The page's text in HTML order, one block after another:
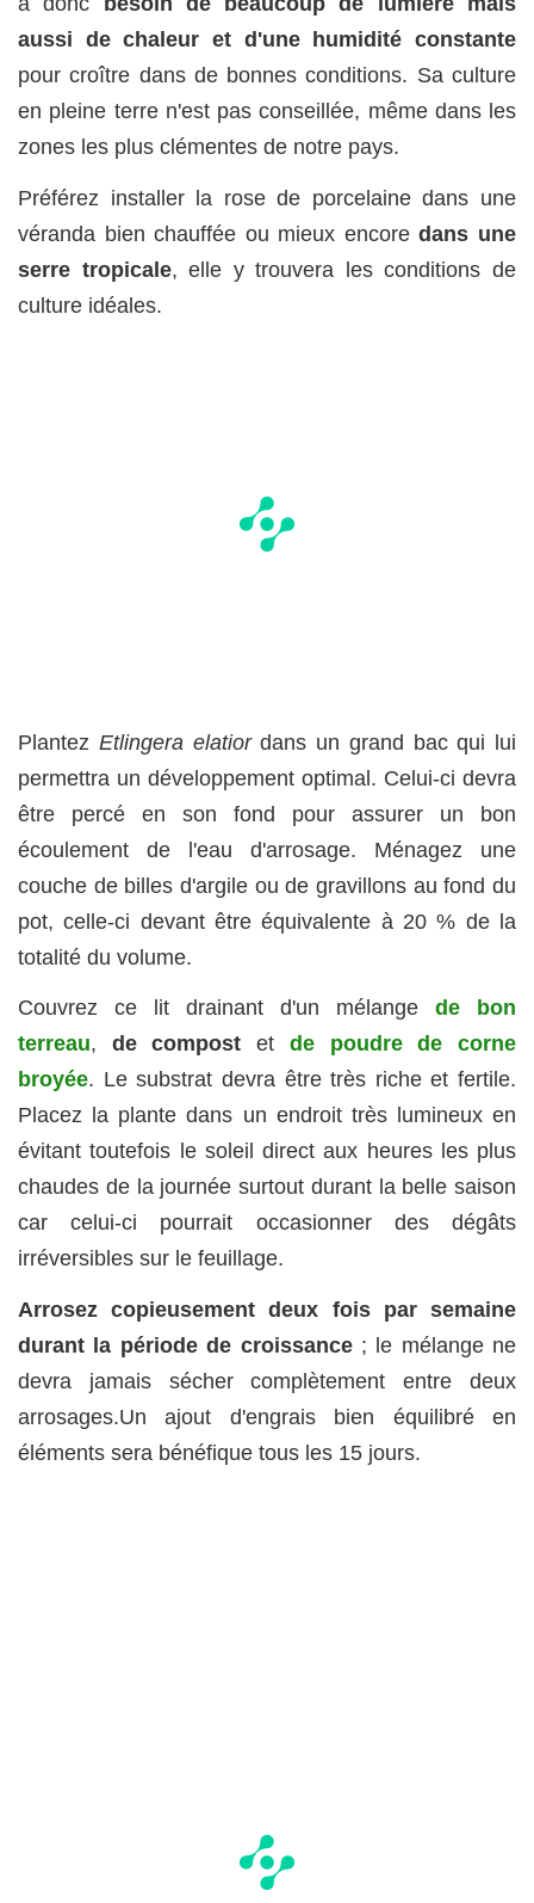
aussi de chaleur et d'une humidité constante
pour croître dans de bonnes conditions. Sa culture
en pleine terre n'est pas conseillée, même dans les
zones les plus clémentes de notre pays.
Préférez installer la rose de porcelaine dans une
véranda bien chauffée ou mieux encoredans une
serre tropicale, elle y trouvera les conditions de
culture idéales.
Plantez Etlingera elatiordans un grand bac qui lui
permettra un développement optimal. Celui-ci devra
être percé en son fond pour assurer un bon
écoulement de l'eau d'arrosage. Ménagez une
couche de billes d'argile ou de gravillons au fond du
pot, celle-ci devant être équivalente à 20 % de la
totalité du volume.
Couvrez ce lit drainant d'un mélange de bon
terreau, de compost et de poudre de corne
broyée. Le substrat devra être très riche et fertile.
Placez la plante dans un endroit très lumineux en
évitant toutefois le soleil direct aux heures les plus
chaudes de la journée surtout durant la belle saison
car celui-ci pourrait occasionner des dégâts
irréversibles sur le feuillage.
Arrosez copieusement deux fois par semaine
durant la période de croissance ; le mélange ne
devra jamais sécher complètement entre deux
arrosages.Un ajout d'engrais bien équilibré en
éléments sera bénéfique tous les 15 jours.